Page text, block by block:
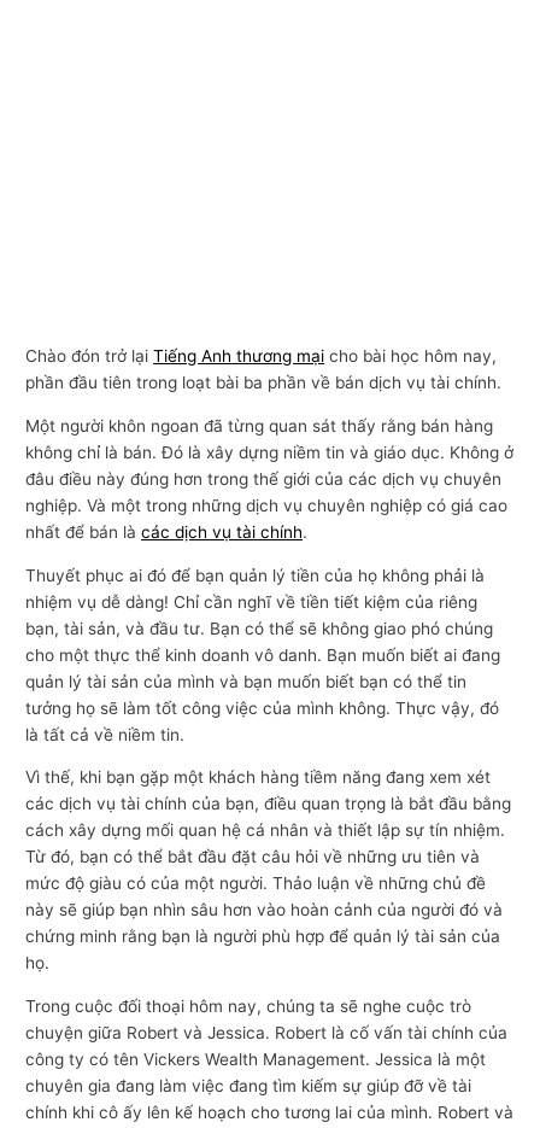
Chào đón trở lạiTiếng Anh thương mại cho bài học hôm nay,
phần đầu tiên trong loạt bài ba phần về bán dịch vụ tài chính.
Một người khôn ngoan đã từng quan sát thấy rằng bán hàng
không chỉ là bán. Đó là xây dựng niềm tin và giáo dục. Không ở
đâu điều này đúng hơn trong thế giới của các dịch vụ chuyên
nghiệp. Và một trong những dịch vụ chuyên nghiệp có giá cao
nhất để bán làcác dịch vụ tài chính.
Thuyết phục ai đó để bạn quản lý tiền của họ không phải là
nhiệm vụ dễ dàng! Chỉ cần nghĩ về tiền tiết kiệm của riêng
bạn, tài sản, và đầu tư. Bạn có thể sẽ không giao phó chúng
cho một thực thể kinh doanh vô danh. Bạn muốn biết ai đang
quản lý tài sản của mình và bạn muốn biết bạn có thể tin
tưởng họ sẽ làm tốt công việc của mình không. Thực vậy, đó
là tất cả về niềm tin.
Vì thế, khi bạn gặp một khách hàng tiềm năng đang xem xét
các dịch vụ tài chính của bạn, điều quan trọng là bắt đầu bằng
cách xây dựng mối quan hệ cá nhân và thiết lập sự tín nhiệm.
Từ đó, bạn có thể bắt đầu đặt câu hỏi về những ưu tiên và
mức độ giàu có của một người. Thảo luận về những chủ đề
này sẽ giúp bạn nhìn sâu hơn vào hoàn cảnh của người đó và
chứng minh rằng bạn là người phù hợp để quản lý tài sản của
họ.
Trong cuộc đối thoại hôm nay, chúng ta sẽ nghe cuộc trò
chuyện giữa Robert và Jessica. Robert là cố vấn tài chính của
công ty có tên Vickers Wealth Management. Jessica là một
chuyên gia đang làm việc đang tìm kiếm sự giúp đỡ về tài
chính khi cô ấy lên kế hoạch cho tương lai của mình. Robert và